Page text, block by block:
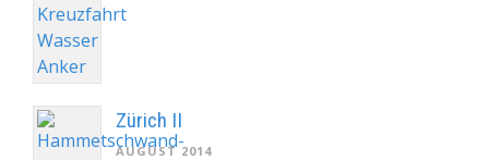
Zürich II
AUGUST 2014